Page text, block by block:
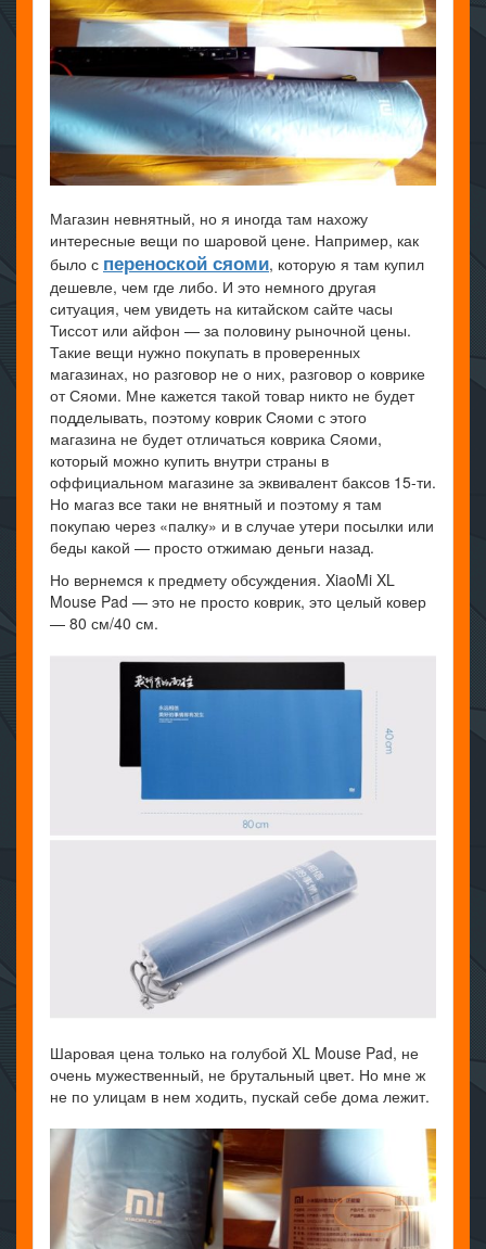
Магазин невнятный, но я иногда там нахожу
интересные вещи по шаровой цене. Например, как
было с переноской сяоми, которую я там купил
дешевле, чем где либо. И это немного другая
ситуация, чем увидеть на китайском сайте часы
Тиссот или айфон — за половину рыночной цены.
Такие вещи нужно покупать в проверенных
магазинах, но разговор не о них, разговор о коврике
от Сяоми. Мне кажется такой товар никто не будет
подделывать, поэтому коврик Сяоми с этого
магазина не будет отличаться коврика Сяоми,
который можно купить внутри страны в
оффициальном магазине за эквивалент баксов 15-ти.
Но магаз все таки не внятный и поэтому я там
покупаю через «палку» и в случае утери посылки или
беды какой — просто отжимаю деньги назад.
Но вернемся к предмету обсуждения. XiaoMi XL
Mouse Pad — это не просто коврик, это целый ковер
— 80 см/40 см.
Шаровая цена только на голубой XL Mouse Pad, не
очень мужественный, не брутальный цвет. Но мне ж
не по улицам в нем ходить, пускай себе дома лежит.